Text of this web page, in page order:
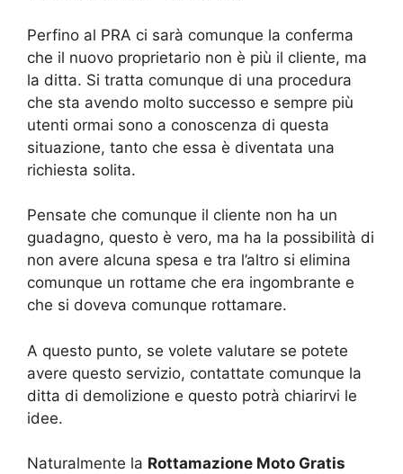
Perfino al PRA ci sarà comunque la conferma
che il nuovo proprietario non è più il cliente, ma
la ditta. Si tratta comunque di una procedura
che sta avendo molto successo e sempre più
utenti ormai sono a conoscenza di questa
situazione, tanto che essa è diventata una
richiesta solita.
Pensate che comunque il cliente non ha un
guadagno, questo è vero, ma ha la possibilità di
non avere alcuna spesa e tra l’altro si elimina
comunque un rottame che era ingombrante e
che si doveva comunque rottamare.
A questo punto, se volete valutare se potete
avere questo servizio, contattate comunque la
ditta di demolizione e questo potrà chiarirvi le
idee.
Naturalmente la Rottamazione Moto Gratis